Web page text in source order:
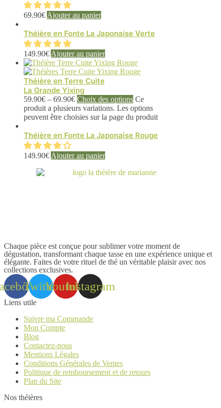
69.90€ Ajouter au panier
Théière en Fonte La Japonaise Verte
149.90€ Ajouter au panier
Théière en Terre Cuite
La Grande Yixing
59.90€ – 69.90€ Choix des options Ce
produit a plusieurs variations. Les options
peuvent être choisies sur la page du produit
Théière en Fonte La Japonaise Rouge
149.90€ Ajouter au panier
Chaque pièce est conçue pour sublimer votre moment de
dégustation, transformant chaque tasse en une expérience unique et
élégante. Faites de votre rituel de thé un véritable plaisir avec nos
collections exclusives.
TwitterYoutubeInstagram
Liens utile
Suivre ma Commande
Mon Compte
Blog
Contactez-nous
Mentions Légales
Conditions Générales de Ventes
Politique de remboursement et de retours
Plan du Site
Nos théières